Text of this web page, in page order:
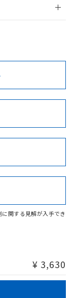
以下を必ずお読
Cr(VI)
ます。
式承認
ンス
KR型式
（韓国
No
合状況ページへ
ご検索ください
関する見解が入手でき
¥ 3,630